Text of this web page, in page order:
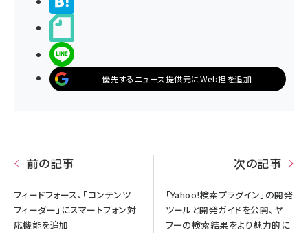
優先するニュース提供元にWeb担を追加
前の記事
フィードフォース、「コンテンツ
フィーダー」にスマートフォン対
応機能を追加
次の記事
「Yahoo!検索プラグイン」の開発
ツールと開発ガイドを公開、ヤ
フーの検索結果をより魅力的に